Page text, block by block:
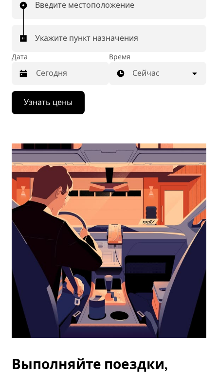
Введите местоположение
Укажите пункт назначения
Дата
Нажмите
стрелку
вниз,
календарю
выбрать
дату.
Чтобы
закрыть
календарь,
нажмите
Esc.
Время
Сейчас
Узнать цены
Выполняйте поездки,